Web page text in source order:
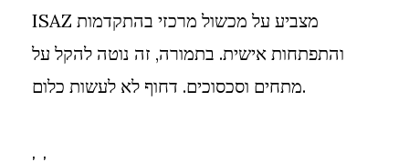
ISAZ מצביע על מכשול מרכזי בהתקדמות
והתפתחות אישית. בתמורה, זה נוטה להקל על
מתחים וסכסוכים. דחוף לא לעשות כלום.
, ,